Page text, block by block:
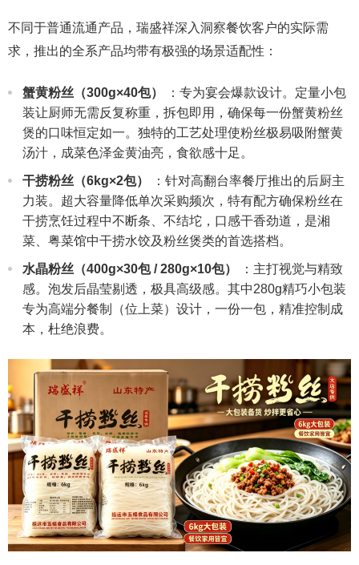
不同于普通流通产品，瑞盛祥深入洞察餐饮客户的实际需
求，推出的全系产品均带有极强的场景适配性：
蟹黄粉丝（300g×40包）
：专为宴会爆款设计。定量小包
装让厨师无需反复称重，拆包即用，确保每一份蟹黄粉丝
煲的口味恒定如一。独特的工艺处理使粉丝极易吸附蟹黄
汤汁，成菜色泽金黄油亮，食欲感十足。
干捞粉丝（6kg×2包）
：针对高翻台率餐厅推出的后厨主
力装。超大容量降低单次采购频次，特有配方确保粉丝在
干捞烹饪过程中不断条、不结坨，口感干香劲道，是湘
菜、粤菜馆中干捞水饺及粉丝煲类的首选搭档。
水晶粉丝（400g×30包 / 280g×10包）
：主打视觉与精致
感。泡发后晶莹剔透，极具高级感。其中280g精巧小包装
专为高端分餐制（位上菜）设计，一份一包，精准控制成
本，杜绝浪费。